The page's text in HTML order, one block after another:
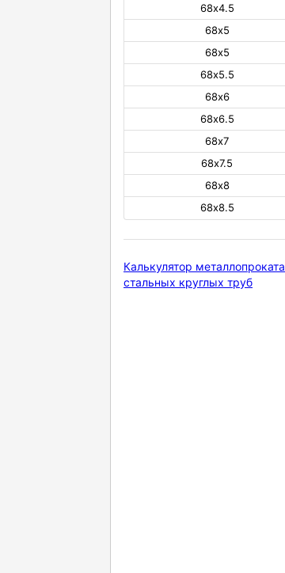
68х4.5
68х5
68х5
68х5.5
68х6
68х6.5
68х7
68х7.5
68х8
68х8.5
Калькулятор металлопроката
стальных круглых труб